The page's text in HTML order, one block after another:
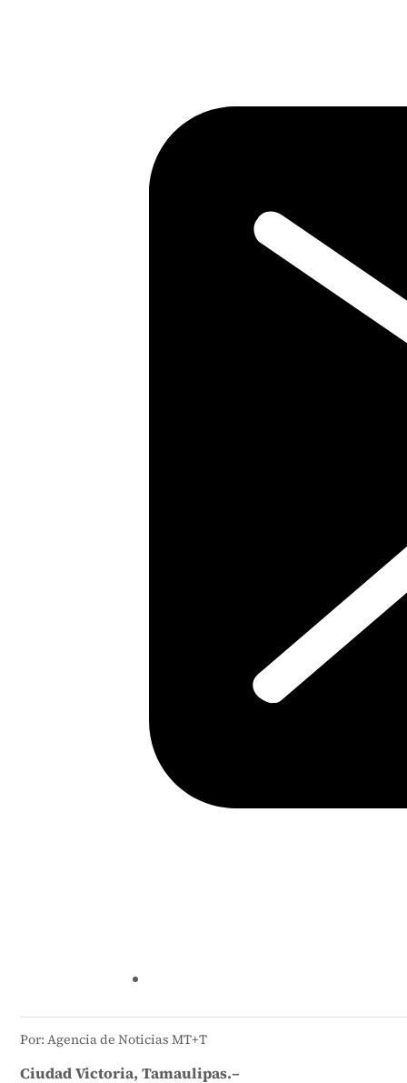
Por: Agencia de Noticias MT+T
Ciudad Victoria, Tamaulipas.–